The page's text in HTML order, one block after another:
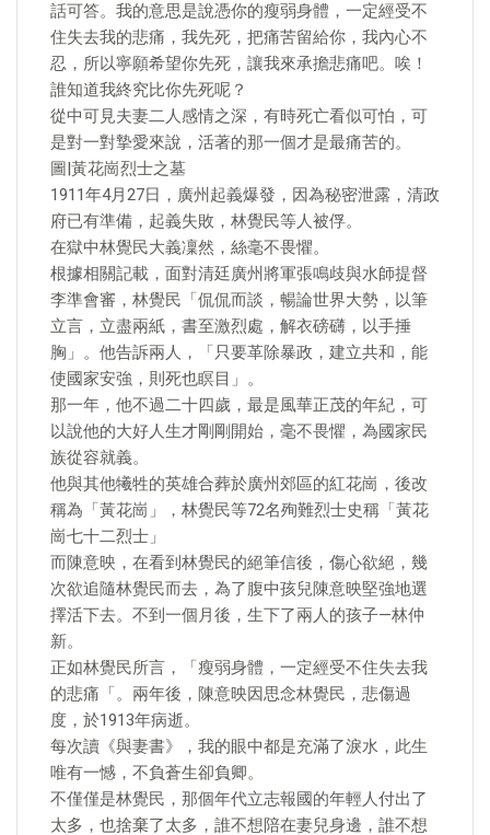
話可答。我的意思是說憑你的瘦弱身體，一定經受不
住失去我的悲痛，我先死，把痛苦留給你，我內心不
忍，所以寧願希望你先死，讓我來承擔悲痛吧。唉！
誰知道我終究比你先死呢？
從中可見夫妻二人感情之深，有時死亡看似可怕，可
是對一對摯愛來說，活著的那一個才是最痛苦的。
圖|黃花崗烈士之墓
1911年4月27日，廣州起義爆發，因為秘密泄露，清政
府已有準備，起義失敗，林覺民等人被俘。
在獄中林覺民大義凜然，絲毫不畏懼。
根據相關記載，面對清廷廣州將軍張鳴歧與水師提督
李準會審，林覺民「侃侃而談，暢論世界大勢，以筆
立言，立盡兩紙，書至激烈處，解衣磅礴，以手捶
胸」。他告訴兩人，「只要革除暴政，建立共和，能
使國家安強，則死也瞑目」。
那一年，他不過二十四歲，最是風華正茂的年紀，可
以說他的大好人生才剛剛開始，毫不畏懼，為國家民
族從容就義。
他與其他犧牲的英雄合葬於廣州郊區的紅花崗，後改
稱為「黃花崗」，林覺民等72名殉難烈士史稱「黃花
崗七十二烈士」
而陳意映，在看到林覺民的絕筆信後，傷心欲絕，幾
次欲追隨林覺民而去，為了腹中孩兒陳意映堅強地選
擇活下去。不到一個月後，生下了兩人的孩子—林仲
新。
正如林覺民所言，「瘦弱身體，一定經受不住失去我
的悲痛「。兩年後，陳意映因思念林覺民，悲傷過
度，於1913年病逝。
每次讀《與妻書》，我的眼中都是充滿了淚水，此生
唯有一憾，不負蒼生卻負卿。
​不僅僅是林覺民，那個年代立志報國的年輕人付出了
太多，也捨棄了太多，誰不想陪在妻兒身邊，誰不想